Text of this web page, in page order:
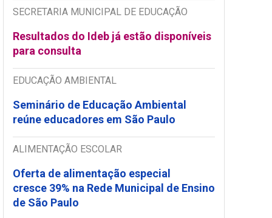
SECRETARIA MUNICIPAL DE EDUCAÇÃO
Resultados do Ideb já estão disponíveis
para consulta
EDUCAÇÃO AMBIENTAL
Seminário de Educação Ambiental
reúne educadores em São Paulo
ALIMENTAÇÃO ESCOLAR
Oferta de alimentação especial
cresce 39% na Rede Municipal de Ensino
de São Paulo